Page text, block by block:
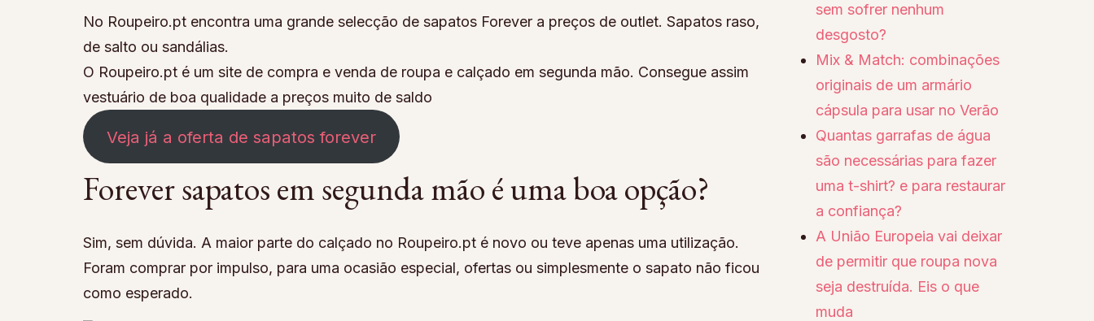
No Roupeiro.pt encontra uma grande selecção de sapatos Forever a preços de outlet. Sapatos raso,
de salto ou sandálias.
O Roupeiro.pt é um site de compra e venda de roupa e calçado em segunda mão. Consegue assim
vestuário de boa qualidade a preços muito de saldo
Veja já a oferta de sapatos forever
Forever sapatos em segunda mão é uma boa opção?
Sim, sem dúvida. A maior parte do calçado no Roupeiro.pt é novo ou teve apenas uma utilização.
Foram comprar por impulso, para uma ocasião especial, ofertas ou simplesmente o sapato não ficou
como esperado.
sem sofrer nenhum
desgosto?
Mix & Match: combinações
originais de um armário
cápsula para usar no Verão
Quantas garrafas de água
são necessárias para fazer
uma t-shirt? e para restaurar
a confiança?
A União Europeia vai deixar
de permitir que roupa nova
seja destruída. Eis o que
muda